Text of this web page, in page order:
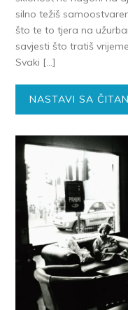
silno težiš
što te to tjera na
savjesti što tratiš
Svaki […]
NASTAVI SA